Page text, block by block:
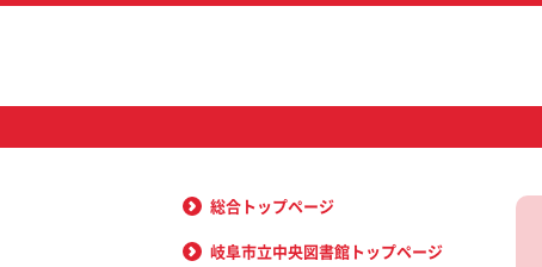
総合トップページ
岐阜市立中央図書館トップページ